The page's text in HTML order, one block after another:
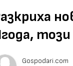
Gospodari.com